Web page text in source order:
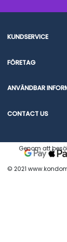
KUNDSERVICE
FÖRETAG
ANVÄNDBAR
CONTACT US
© 2021
Genom att